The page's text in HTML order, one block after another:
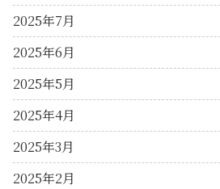
2025年7月
2025年6月
2025年5月
2025年4月
2025年3月
2025年2月